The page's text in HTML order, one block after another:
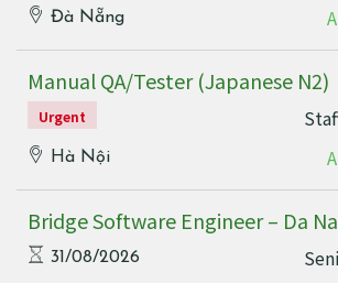
Đà Nẵng
Manual QA/Tester (Japanese N2)
Urgent
Hà Nội
Bridge Software Engineer – Da
31/08/2026